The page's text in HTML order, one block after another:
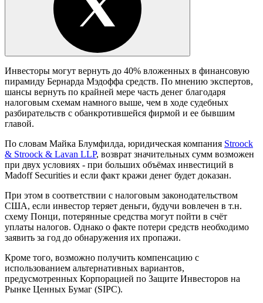
Инвесторы могут вернуть до 40% вложенных в финансовую
пирамиду Бернарда Мэдоффа средств. По мнению экспертов,
шансы вернуть по крайней мере часть денег благодаря
налоговым схемам намного выше, чем в ходе судебных
разбирательств с обанкротившейся фирмой и ее бывшим
главой.
По словам Майка Блумфилда, юридическая компания Stroock
& Stroock & Lavan LLP, возврат значительных сумм возможен
при двух условиях - при больших объёмах инвестиций в
Madoff Securities и если факт кражи денег будет доказан.
При этом в соответствии с налоговым законодательством
США, если инвестор теряет деньги, будучи вовлечен в т.н.
схему Понци, потерянные средства могут пойти в счёт
уплаты налогов. Однако о факте потери средств необходимо
заявить за год до обнаружения их пропажи.
Кроме того, возможно получить компенсацию с
использованием альтернативных вариантов,
предусмотренных Корпорацией по Защите Инвесторов на
Рынке Ценных Бумаг (SIPC).